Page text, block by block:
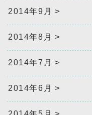
2014年9月
2014年8月
2014年7月
2014年6月